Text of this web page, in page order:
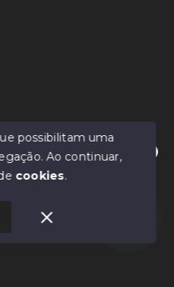
para te ajudar.
- Todos os direitos
possibilitam uma
Ao continuar,
cookies.